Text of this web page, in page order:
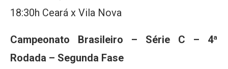
18:30h Ceará x Vila Nova
Campeonato Brasileiro – Série C – 4ª
Rodada – Segunda Fase